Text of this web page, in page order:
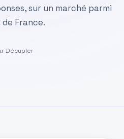
sur un marché parmi
France.
Décupler